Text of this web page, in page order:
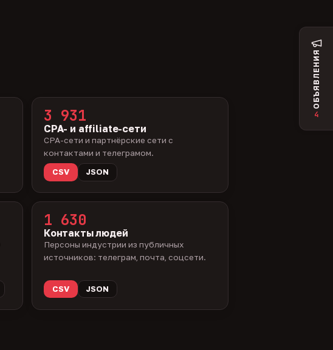
3 931
CPA- и affiliate-сети
CPA-сети и партнёрские сети с
контактами и телеграмом.
CSV
JSON
1 630
Контакты людей
Персоны индустрии из публичных
источников: телеграм, почта, соцсети.
CSV JSON
ОБЪЯВЛЕНИЯ
4